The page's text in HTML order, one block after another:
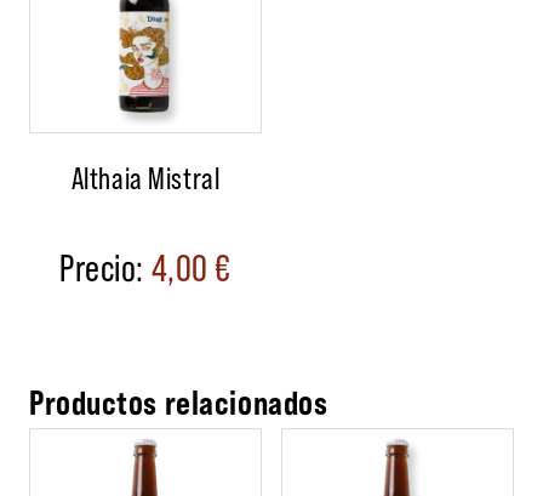
Althaia Mistral
4,00€
Productos relacionados